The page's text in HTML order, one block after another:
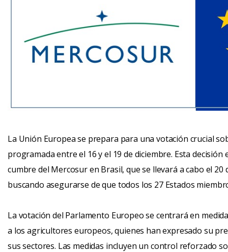
La Unión Europea se prepara para una votación crucial
programada entre el 16 y el 19 de diciembre. Esta
cumbre del Mercosur en Brasil, que se llevará a cabo el
buscando asegurarse de que todos los 27 Estados
La votación del Parlamento Europeo se centrará en
a los agricultores europeos, quienes han expresado su
sus sectores. Las medidas incluyen un control reforzado